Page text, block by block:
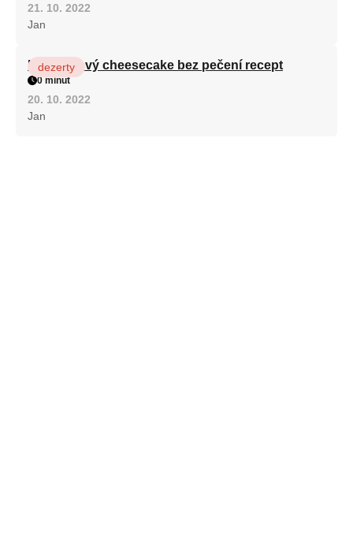
21. 10. 2022
Jan
Karamelový cheesecake bez pečení recept
dezerty
0 minut
20. 10. 2022
Jan